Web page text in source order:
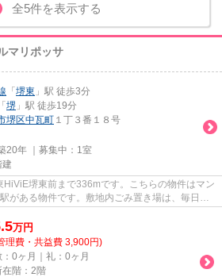
全5件を表示する
マリポッサ
「 堺東 」駅 徒歩3分
「 堺 」駅 徒歩19分
堺区中瓦町 １丁３番１８号
20年 ｜募集中： 1室
建
堺東前まで336mです。こちらの物件はマン
がある物件です。敷地内ごみ置き場は、毎日の
万円
理費・共益費 3,900円)
：0ヶ月｜礼：0ヶ月
在階：2階